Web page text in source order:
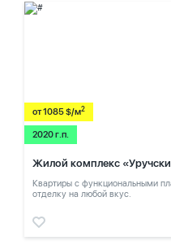
от 1085 $/м2
2020 г.п.
Жилой комплекс
Квартиры с функциональными
отделку на любой вкус.